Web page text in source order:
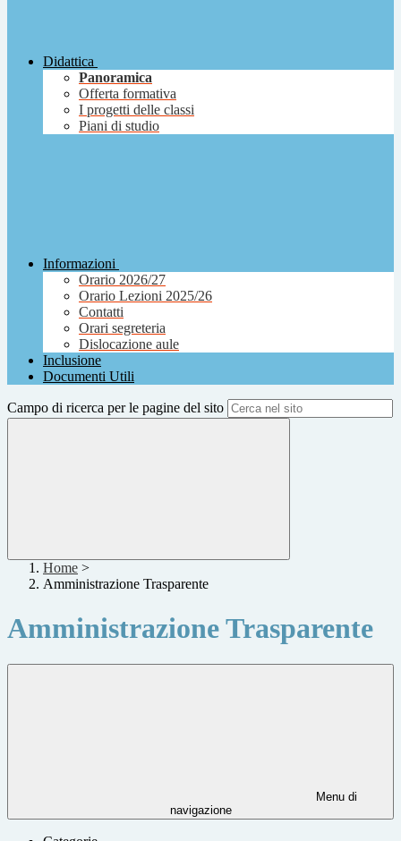
Didattica
Panoramica
Offerta formativa
I progetti delle classi
Piani di studio
Informazioni
Orario 2026/27
Orario Lezioni 2025/26
Contatti
Orari segreteria
Dislocazione aule
Inclusione
Documenti Utili
Campo di ricerca per le pagine del sito
Home >
Amministrazione Trasparente
Amministrazione Trasparente
Menu di
navigazione